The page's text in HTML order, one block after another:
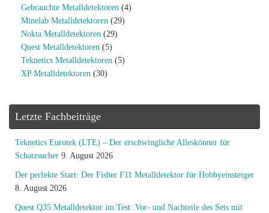
Gebrauchte Metalldetektoren (4)
Minelab Metalldetektoren (29)
Nokta Metalldetektoren (29)
Quest Metalldetektoren (5)
Teknetics Metalldetektoren (5)
XP Metalldetektoren (30)
Letzte Fachbeiträge
Teknetics Eurotek (LTE) – Der erschwingliche Alleskönner für
Schatzsucher 9. August 2026
Der perfekte Start: Der Fisher F11 Metalldetektor für Hobbyeinsteiger
8. August 2026
Quest Q35 Metalldetektor im Test: Vor- und Nachteile des Sets mit